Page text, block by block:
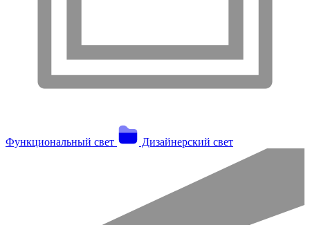
Функциональный свет Дизайнерский свет